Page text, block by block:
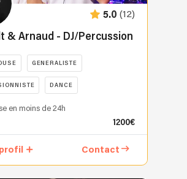
5.0 (12)
& Arnaud - DJ/Percussion
GENERALISTE
DANCE
en moins de 24h
1200€
Contact